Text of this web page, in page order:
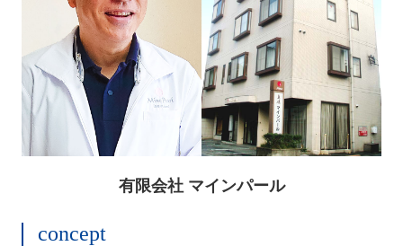
Contact お問い合わせ
Online Shop
有限会社 マインパール
concept